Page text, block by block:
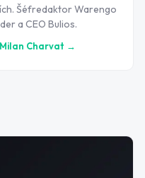
Šéfredaktor Warengo
a CEO Bulios.
Milan Charvat →